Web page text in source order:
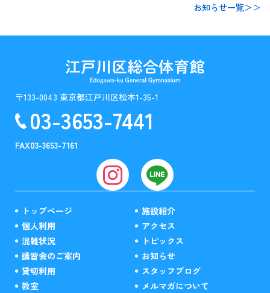
お知らせ一覧＞＞
〒133-0043 東京都江戸川区松本1-35-1
03-3653-7441
FAX03-3653-7161
トップページ
個人利用
混雑状況
講習会のご案内
貸切利用
教室
施設紹介
アクセス
トピックス
お知らせ
スタッフブログ
メルマガについて